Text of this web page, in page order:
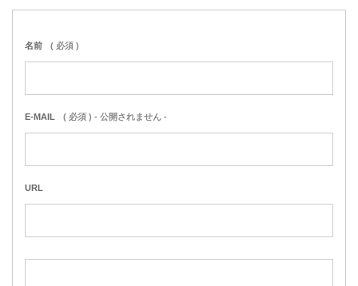
名前 ( 必須 )
E-MAIL ( 必須 ) - 公開されません -
URL